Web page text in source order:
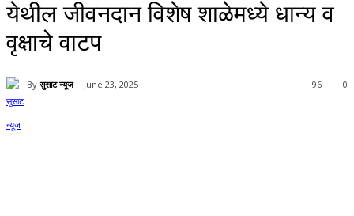
येथील जीवनदान विशेष शाळेमध्ये धान्य व
वृक्षाचे वाटप
By सुसाट न्यूज June 23, 2025 0
96